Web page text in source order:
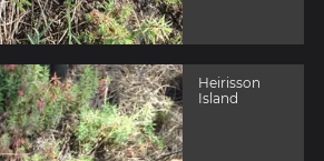
Heirisson
Island